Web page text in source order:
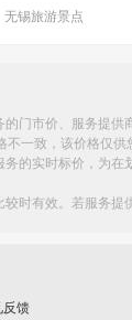
无锡旅游景点
的门市价、服务提
一致，该价格仅供
的实时标价，为
较时有效。若服务
反馈